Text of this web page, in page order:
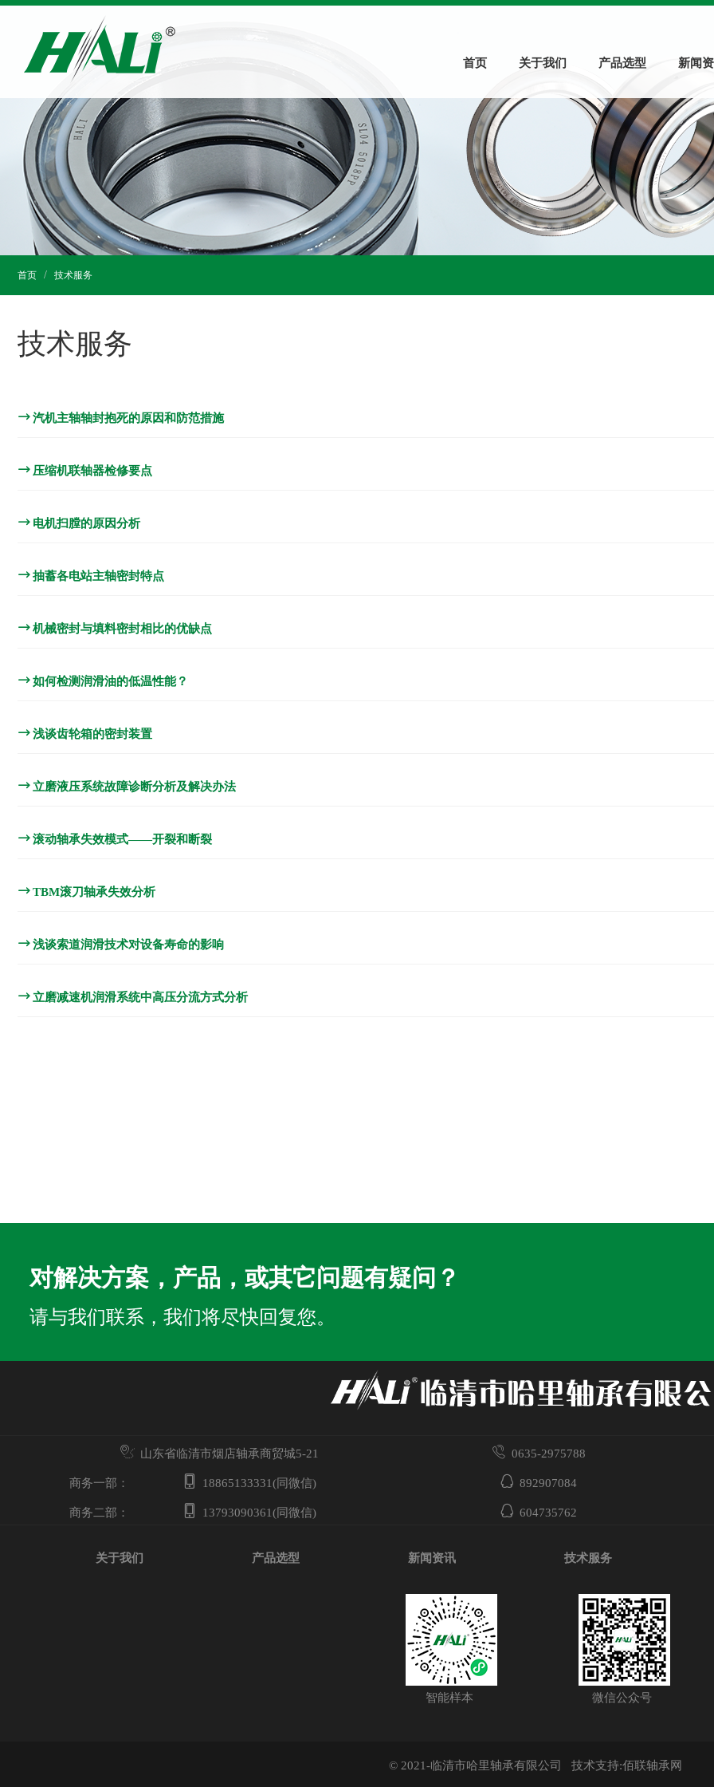
首页 关于我们 产品选型 新闻
首页 技术服务
技术服务
汽机主轴轴封抱死的原因和防范措施
压缩机联轴器检修要点
电机扫膛的原因分析
抽蓄各电站主轴密封特点
机械密封与填料密封相比的优缺点
如何检测润滑油的低温性能？
浅谈齿轮箱的密封装置
立磨液压系统故障诊断分析及解决办法
滚动轴承失效模式——开裂和断裂
TBM滚刀轴承失效分析
浅谈索道润滑技术对设备寿命的影响
立磨减速机润滑系统中高压分流方式分析
对解决方案，产品，或其它问题有疑问？
请与我们联系，我们将尽快回复您。
山东省临清市烟店轴承商贸城5-21 0635-2975788
商务一部： 18865133331(同微信) 892907084
商务二部： 13793090361(同微信) 604735762
关于我们 产品选型 新闻资讯 技术服务
智能样本 微信公众号
© 2021-临清市哈里轴承有限公司 技术支持:佰联轴承网